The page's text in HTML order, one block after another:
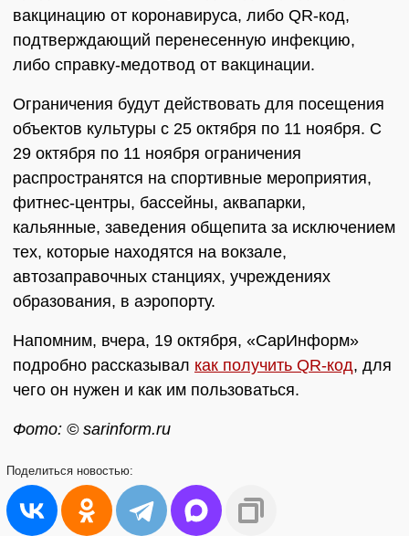
вакцинацию от коронавируса, либо QR-код,
подтверждающий перенесенную инфекцию,
либо справку-медотвод от вакцинации.
Ограничения будут действовать для посещения
объектов культуры с 25 октября по 11 ноября. С
29 октября по 11 ноября ограничения
распространятся на спортивные мероприятия,
фитнес-центры, бассейны, аквапарки,
кальянные, заведения общепита за исключением
тех, которые находятся на вокзале,
автозаправочных станциях, учреждениях
образования, в аэропорту.
Напомним, вчера, 19 октября, «СарИнформ»
подробно рассказывал как получить QR-код, для
чего он нужен и как им пользоваться.
Фото: © sarinform.ru
Поделиться новостью: